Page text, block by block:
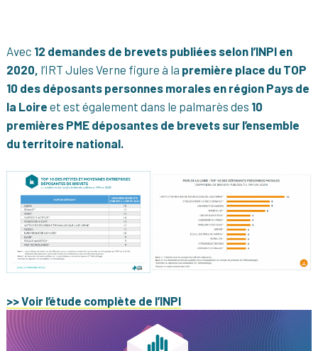
Avec 12 demandes de brevets publiées selon l’INPI en
2020, l’IRT Jules Verne figure à la première place du TOP
10 des déposants personnes morales en région Pays de
la Loire et est également dans le palmarès des 10
premières PME déposantes de brevets sur l’ensemble
du territoire national.
>> Voir l’étude complète de l’INPI